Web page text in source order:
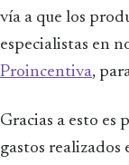
vía a que los
especialistas en
Proincentiva,
Gracias a esto es
gastos realizados